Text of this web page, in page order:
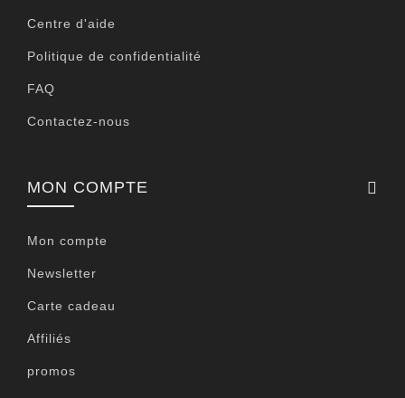
Centre d'aide
Politique de confidentialité
FAQ
Contactez-nous
MON COMPTE
Mon compte
Newsletter
Carte cadeau
Affiliés
promos